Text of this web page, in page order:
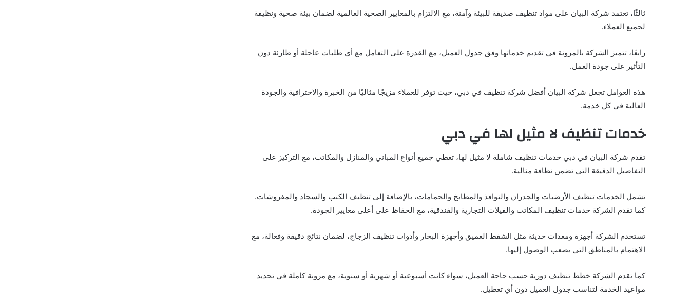
ثالثًا، تعتمد شركة البيان على مواد تنظيف صديقة للبيئة وآمنة، مع الالتزام بالمعايير الصحية العالمية لضمان بيئة صحية ونظيفة
لجميع العملاء.
رابعًا، تتميز الشركة بالمرونة في تقديم خدماتها وفق جدول العميل، مع القدرة على التعامل مع أي طلبات عاجلة أو طارئة دون
التأثير على جودة العمل.
هذه العوامل تجعل شركة البيان أفضل شركة تنظيف في دبي، حيث توفر للعملاء مزيجًا مثاليًا من الخبرة والاحترافية والجودة
العالية في كل خدمة.
خدمات تنظيف لا مثيل لها في دبي
تقدم شركة البيان في دبي خدمات تنظيف شاملة لا مثيل لها، تغطي جميع أنواع المباني والمنازل والمكاتب، مع التركيز على
التفاصيل الدقيقة التي تضمن نظافة مثالية.
تشمل الخدمات تنظيف الأرضيات والجدران والنوافذ والمطابخ والحمامات، بالإضافة إلى تنظيف الكنب والسجاد والمفروشات.
كما تقدم الشركة خدمات تنظيف المكاتب والفيلات التجارية والفندقية، مع الحفاظ على أعلى معايير الجودة.
تستخدم الشركة أجهزة ومعدات حديثة مثل الشفط العميق وأجهزة البخار وأدوات تنظيف الزجاج، لضمان نتائج دقيقة وفعالة، مع
الاهتمام بالمناطق التي يصعب الوصول إليها.
كما تقدم الشركة خطط تنظيف دورية حسب حاجة العميل، سواء كانت أسبوعية أو شهرية أو سنوية، مع مرونة كاملة في تحديد
مواعيد الخدمة لتناسب جدول العميل دون أي تعطيل.